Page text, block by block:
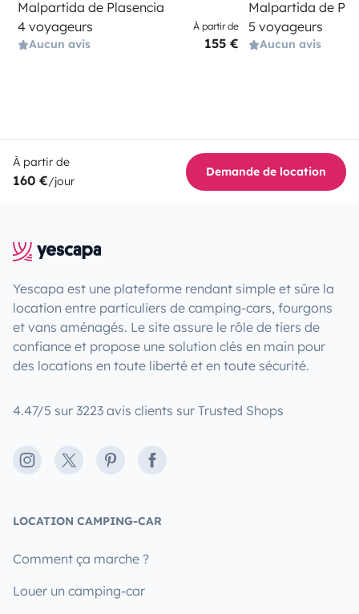
Malpartida de Plasencia
4 voyageurs
Aucun avis
À partir de
155 €
Malpartida de
5 voyageurs
Aucun avis
À partir de
160 €/jour
Demande de location
Yescapa est une plateforme rendant simple et sûre la
location entre particuliers de camping-cars, fourgons
et vans aménagés. Le site assure le rôle de tiers de
confiance et propose une solution clés en main pour
des locations en toute liberté et en toute sécurité.
4.47/5 sur 3223 avis clients sur Trusted Shops
Instagram
X PinterestFacebook
LOCATION CAMPING-CAR
Comment ça marche ?
Louer un camping-car